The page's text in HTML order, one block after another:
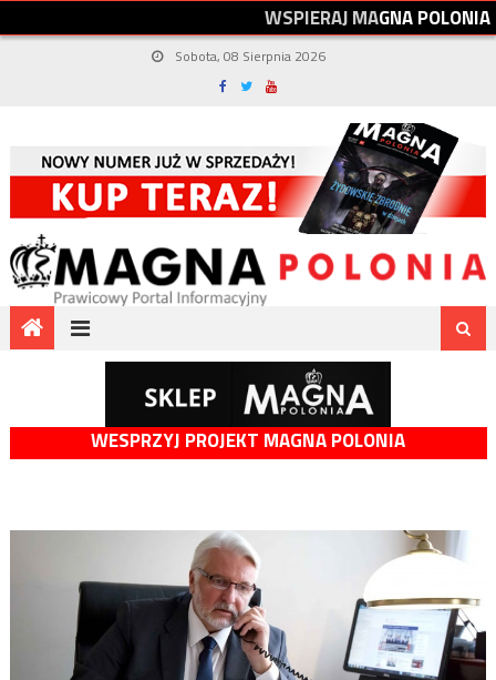
WSPIERAJMAGNAPOLONIA
Sobota, 08 Sierpnia 2026
WESPRZYJ PROJEKT MAGNA POLONIA